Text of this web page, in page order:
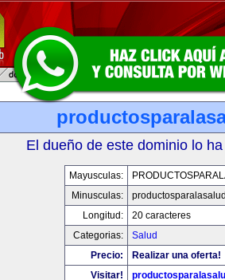
El dueño de este dominio lo
Mayusculas:
Minusculas:
Longitud:
20 caracteres
Categorias:
Salud
Precio:
Realizar una oferta!
Visitar!